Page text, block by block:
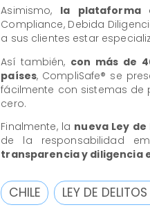
Asimismo, la plataforma
Compliance, Debida
a sus clientes estar
Así también, con más de
países, CompliSafe® se
fácilmente con sistemas de
cero.
Finalmente, la nueva Ley
de la responsabilidad
transparencia y diligencia
CHILE LEY DE